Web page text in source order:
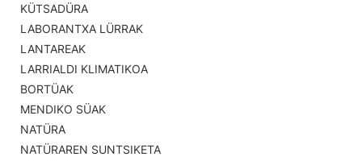
KÜTSADÜRA
LABORANTXA LÜRRAK
LANTAREAK
LARRIALDI KLIMATIKOA
BORTÜAK
MENDIKO SÜAK
NATÜRA
NATÜRAREN SUNTSIKETA